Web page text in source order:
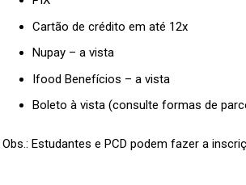
Cartão de crédito em até 12x
Nupay – a vista
Ifood Benefícios – a vista
Boleto à vista (consulte formas de
Obs.: Estudantes e PCD podem fazer a